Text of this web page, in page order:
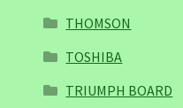
THOMSON
TOSHIBA
TRIUMPH BOARD